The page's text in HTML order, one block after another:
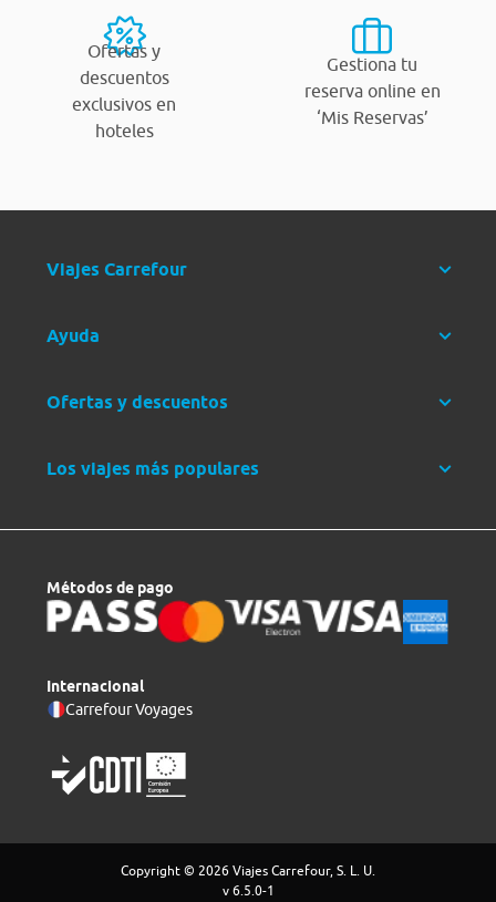
Ofertas y
descuentos
exclusivos en
hoteles
Gestiona tu
reserva online en
‘Mis Reservas’
Viajes Carrefour
Ayuda
Ofertas y descuentos
Los viajes más populares
Métodos de pago
Internacional
Carrefour Voyages
Copyright © 2026 Viajes Carrefour, S. L. U.
v 6.5.0-1